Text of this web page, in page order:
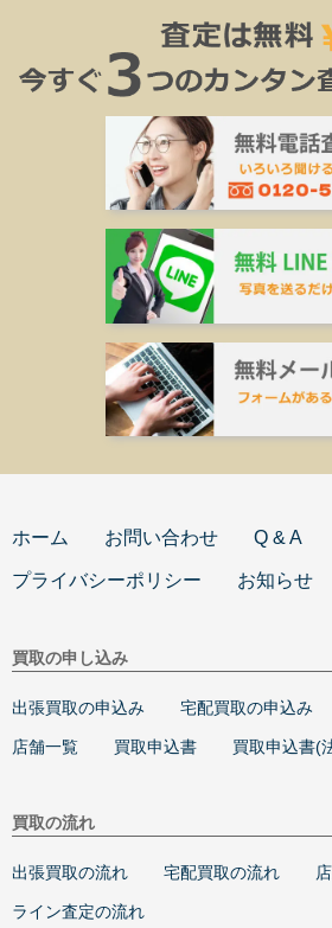
ホーム お問い合わせ Q & A
プライバシーポリシー お知らせ
買取の申し込み
出張買取の申込み 宅配買取の申込み
店舗一覧 買取申込書 買取申込書(
買取の流れ
出張買取の流れ 宅配買取の流れ
ライン査定の流れ